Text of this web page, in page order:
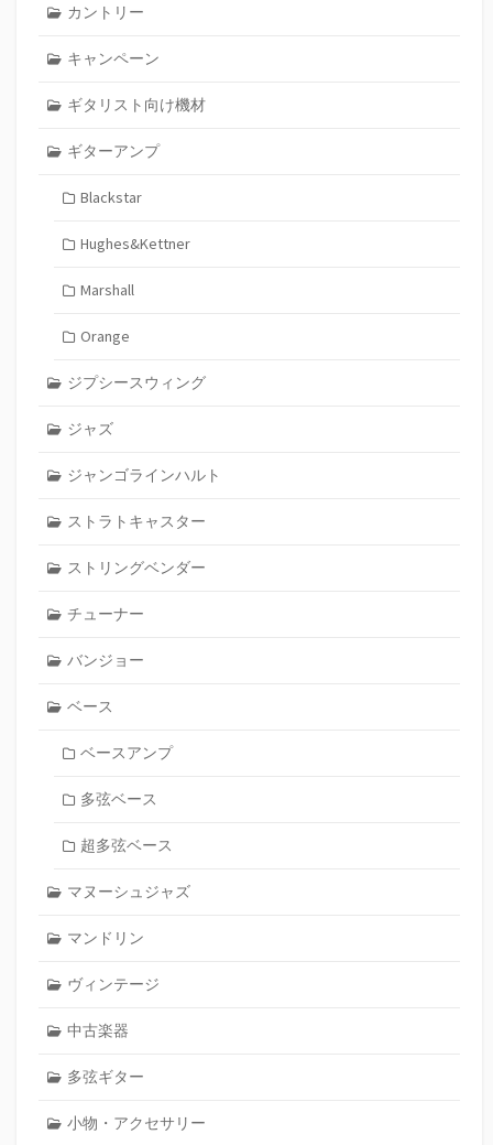
カントリー
キャンペーン
ギタリスト向け機材
ギターアンプ
Blackstar
Hughes&Kettner
Marshall
Orange
ジプシースウィング
ジャズ
ジャンゴラインハルト
ストラトキャスター
ストリングベンダー
チューナー
バンジョー
ベース
ベースアンプ
多弦ベース
超多弦ベース
マヌーシュジャズ
マンドリン
ヴィンテージ
中古楽器
多弦ギター
小物・アクセサリー